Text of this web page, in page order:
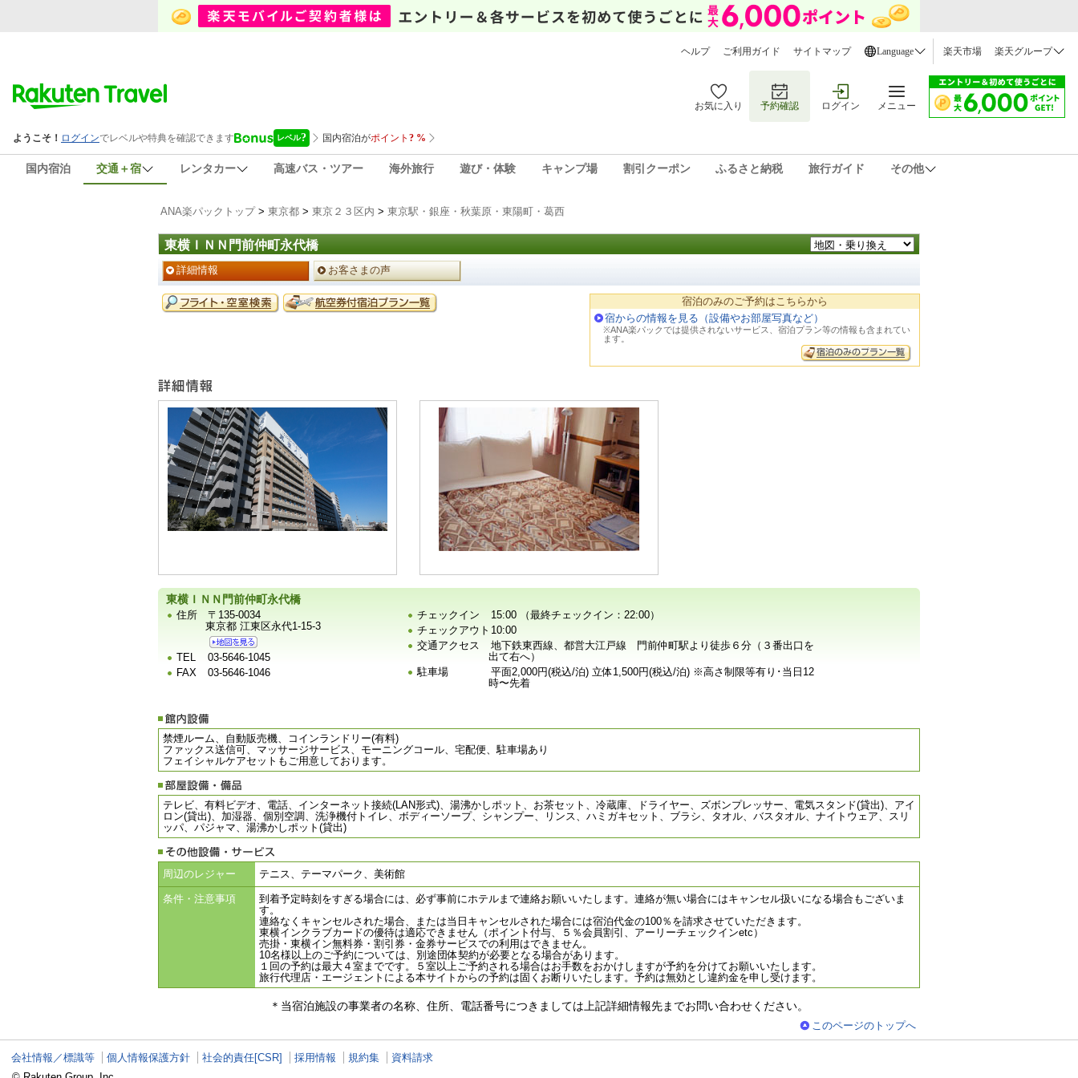
ヘルプ ご利用ガイド サイトマップ Language 楽天市場 楽天グループ
お気に入り 予約確認 ログイン メニュー
国内宿泊 交通＋宿 レンタカー 高速バス・ツアー 海外旅行 遊び・体験 キャンプ場 割引クーポン ふるさと納税 旅行ガイド その他
ANA楽パックトップ> 東京都 > 東京２３区内 > 東京駅・銀座・秋葉原・東陽町・葛西
東横ＩＮＮ門前仲町永代橋
ペ
ー
ジ
メ
ニ
詳細情報 お客さまの声
予
約
宿泊のみのご予約はこちらから
宿からの情報を見る（設備やお部屋写真など）
※ANA楽パックでは提供されないサービス、宿泊プラン等の情報も含まれてい
ます。
宿
施
設
の
写
真
東横ＩＮＮ門前仲町永代橋
住所
〒135-0034
東京都 江東区永代1-15-3
TEL
03-5646-1045
FAX
03-5646-1046
チェックイン
15:00 （最終チェックイン：22:00）
チェックアウト 10:00
交通アクセス
地下鉄東西線、都営大江戸線 門前仲町駅より徒歩６分（３番出口を
出て右へ）
駐車場
平面2,000円(税込/泊) 立体1,500円(税込/泊) ※高さ制限等有り･当日12
時〜先着
禁煙ルーム、自動販売機、コインランドリー(有料)
ファックス送信可、マッサージサービス、モーニングコール、宅配便、駐車場あり
フェイシャルケアセットもご用意しております。
テレビ、有料ビデオ、電話、インターネット接続(LAN形式)、湯沸かしポット、お茶セット、冷蔵庫、ドライヤー、ズボンプレッサー、電気スタンド(貸出)、アイ
ロン(貸出)、加湿器、個別空調、洗浄機付トイレ、ボディーソープ、シャンプー、リンス、ハミガキセット、ブラシ、タオル、バスタオル、ナイトウェア、スリ
ッパ、パジャマ、湯沸かしポット(貸出)
周辺のレジャー テニス、テーマパーク、美術館
条件・注意事項
到着予定時刻をすぎる場合には、必ず事前にホテルまで連絡お願いいたします。連絡が無い場合にはキャンセル扱いになる場合もございま
す。
連絡なくキャンセルされた場合、または当日キャンセルされた場合には宿泊代金の100％を請求させていただきます。
東横インクラブカードの優待は適応できません（ポイント付与、５％会員割引、アーリーチェックインetc）
売掛・東横イン無料券・割引券・金券サービスでの利用はできません。
10名様以上のご予約については、別途団体契約が必要となる場合があります。
１回の予約は最大４室までです。５室以上ご予約される場合はお手数をおかけしますが予約を分けてお願いいたします。
旅行代理店・エージェントによる本サイトからの予約は固くお断りいたします。予約は無効とし違約金を申し受けます。
＊当宿泊施設の事業者の名称、住所、電話番号につきましては上記詳細情報先までお問い合わせください。
このページのトップへ
会社情報／標識等 個人情報保護方針 社会的責任[CSR] 採用情報 規約集
資料請求